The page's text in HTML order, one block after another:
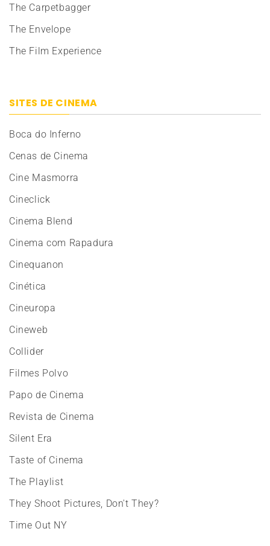
The Carpetbagger
The Envelope
The Film Experience
SITES DE CINEMA
Boca do Inferno
Cenas de Cinema
Cine Masmorra
Cineclick
Cinema Blend
Cinema com Rapadura
Cinequanon
Cinética
Cineuropa
Cineweb
Collider
Filmes Polvo
Papo de Cinema
Revista de Cinema
Silent Era
Taste of Cinema
The Playlist
They Shoot Pictures, Don't They?
Time Out NY